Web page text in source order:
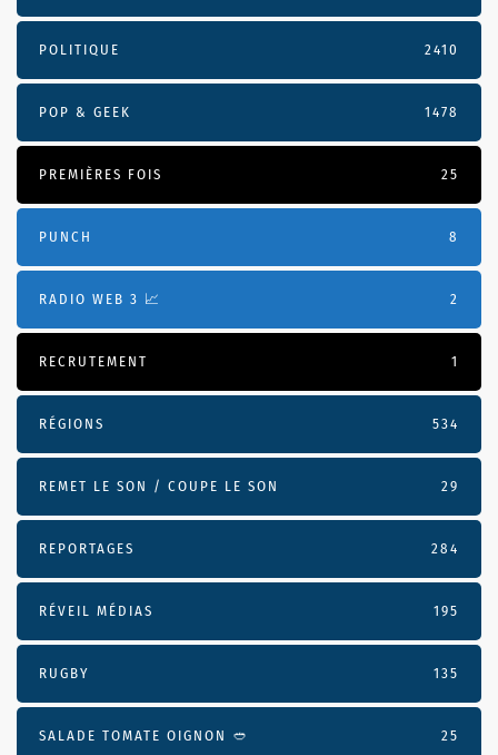
POLITIQUE 2410
POP & GEEK 1478
PREMIÈRES FOIS 25
PUNCH 8
RADIO WEB 3 📈 2
RECRUTEMENT 1
RÉGIONS 534
REMET LE SON / COUPE LE SON 29
REPORTAGES 284
RÉVEIL MÉDIAS 195
RUGBY 135
SALADE TOMATE OIGNON 🥙 25